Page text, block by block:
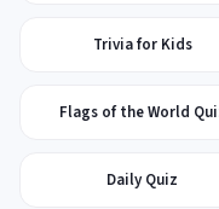
Trivia for Kids
Flags of the World
Daily Quiz